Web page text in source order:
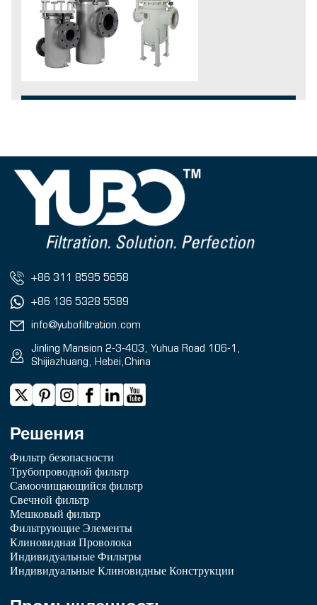
+86 311 8595 5658
+86 136 5328 5589
info@yubofiltration.com
Jinling Mansion 2-3-403, Yuhua Road 106-1,
Shijiazhuang, Hebei,China
Решения
Фильтр безопасности
Трубопроводной фильтр
Самоочищающийся фильтр
Свечной фильтр
Мешковый фильтр
Фильтрующие Элементы
Клиновидная Проволока
Индивидуальные Фильтры
Индивидуальные Клиновидные Конструкции